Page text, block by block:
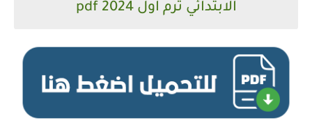
الابتدائي ترم اول 2024 pdf